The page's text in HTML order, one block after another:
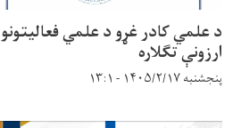
د علمي کادر غړو د علمي فعالیتونو
ارزونې تګلاره
پنجشنبه ۱۴۰۵/۲/۱۷ - ۱۳:۱